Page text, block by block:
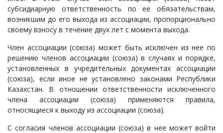
субсидиарную ответственность по ее обязательствам,
возникшим до его выхода из ассоциации, пропорционально
своему взносу в течение двух лет с момента выхода.
Член ассоциации (союза) может быть исключен из нее по
решению членов ассоциации (союза) в случаях и порядке,
установленных в учредительных документах ассоциации
(союза), если иное не установлено законами Республики
Казахстан. В отношении ответственности исключенного
члена ассоциации (союза) применяются правила,
относящиеся к выходу из ассоциации (союза).
С согласия членов ассоциации (союза) в нее может войти